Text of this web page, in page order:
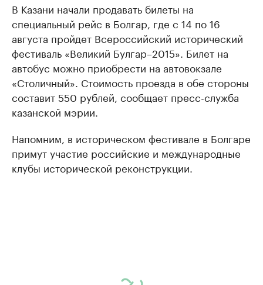
В Казани начали продавать билеты на
специальный рейс в Болгар, где с 14 по 16
августа пройдет Всероссийский исторический
фестиваль «Великий Булгар–2015». Билет на
автобус можно приобрести на автовокзале
«Столичный». Стоимость проезда в обе стороны
составит 550 рублей, сообщает пресс-служба
казанской мэрии.
Напомним, в историческом фестивале в Болгаре
примут участие российские и международные
клубы исторической реконструкции.